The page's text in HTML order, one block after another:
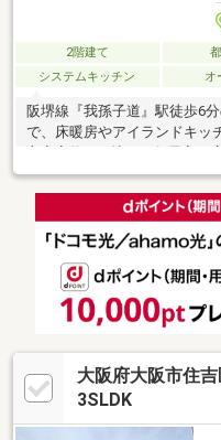
2階建て
システムキッチン
オ
阪堺線『我孫子道』駅徒歩6
で、床暖房やアイランドキッ
4LDK！
大阪府大阪市住
3SLDK